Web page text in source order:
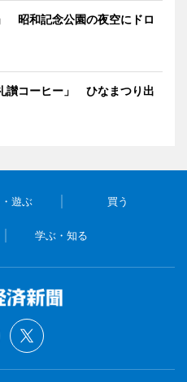
昭和記念公園の夜空にドロ
讃コーヒー」 ひなまつり出
遊ぶ 買う
学ぶ・知る